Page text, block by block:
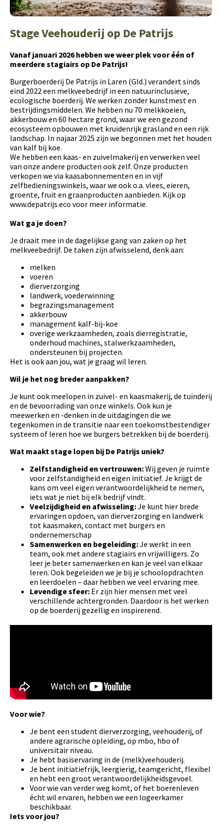
Stage Veehouderij op De Patrijs
Vanaf januari 2026 hebben we weer plek voor één of
meerdere stagiairs op De Patrijs!
Burgerboerderij De Patrijs in Laren (Gld.) verandert sinds
eind 2022 een melkveebedrijf in een natuurinclusieve,
ecologische boerderij. We werken zonder kunstmest en
bestrijdingsmiddelen. We hebben nu 70 melkkoeien,
akkerbouw en 60 hectare grond, waar we een gezond
ecosysteem opbouwen met kruidenrijk grasland en een rijk
landschap. In najaar 2025 zijn we begonnen met het houden
van kalf bij koe.
We hebben een kaas- en zuivelmakerij en verwerken veel
van onze andere producten ook zelf. Onze producten
verkopen we via kaasabonnementen en in vijf
zelfbedieningswinkels, waar we ook o.a. vlees, eieren,
groente, fruit en graanproducten aanbieden. Kijk op
www.depatrijs.eco voor meer informatie.
Wat ga je doen?
Je draait mee in de dagelijkse gang van zaken op het
melkveebedrijf. De taken zijn afwisselend, denk aan:
melken
voeren
dierverzorging
landwerk, voederwinning
begrazingsmanagement
akkerbouw
management kalf-bij-koe
overige werkzaamheden, zoals dierregistratie,
onderhoud machines, stalwerkzaamheden,
ondersteunen bij projecten.
Het is ook aan jou, wat je graag wil leren.
Wil je het nog breder aanpakken?
Je kunt ook meelopen in zuivel- en kaasmakerij, de tuinderij
en de bevoorrading van onze winkels. Ook kun je
meewerken en -denken in de uitdagingen die we
tegenkomen in de transitie naar een toekomstbestendiger
systeem of leren hoe we burgers betrekken bij de boerderij.
Wat maakt stage lopen bij De Patrijs uniek?
Zelfstandigheid en vertrouwen:Wij geven je ruimte
voor zelfstandigheid en eigen initiatief. Je krijgt de
kans om veel eigen verantwoordelijkheid te nemen,
iets wat je niet bij elk bedrijf vindt.
Veelzijdigheid en afwisseling:Je kunt hier brede
ervaringen opdoen, van dierverzorging en landwerk
tot kaasmaken, contact met burgers en
ondernemerschap
Samenwerken en begeleiding:Je werkt in een
team, ook met andere stagiairs en vrijwilligers. Zo
leer je beter samenwerken en kan je veel van elkaar
leren. Ook begeleiden we je bij je schoolopdrachten
en leerdoelen – daar hebben we veel ervaring mee.
Levendige sfeer: Er zijn hier mensen met veel
verschillende achtergronden. Daardoor is het werken
op de boerderij gezellig en inspirerend.
Voor wie?
Je bent een student dierverzorging, veehouderij, of
andere agrarische opleiding, op mbo, hbo of
universitair niveau.
Je hebt basiservaring in de (melk)veehouderij.
Je bent initiatiefrijk, leergierig, teamgericht, flexibel
en hebt een groot verantwoordelijkheidsgevoel.
Voor wie van verder weg komt, of het boerenleven
écht wil ervaren, hebben we een logeerkamer
beschikbaar.
Iets voor jou?